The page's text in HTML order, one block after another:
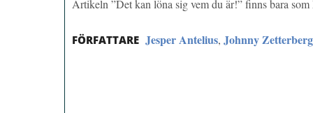
Artikeln ”Det kan löna sig vem du är!” finns bara
FÖRFATTARE Jesper Antelius, Johnny Zetterberg